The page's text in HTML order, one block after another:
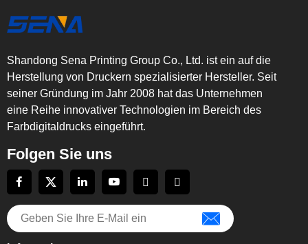
Shandong Sena Printing Group Co., Ltd. ist ein auf die
Herstellung von Druckern spezialisierter Hersteller. Seit
seiner Gründung im Jahr 2008 hat das Unternehmen
eine Reihe innovativer Technologien im Bereich des
Farbdigitaldrucks eingeführt.
Folgen Sie uns